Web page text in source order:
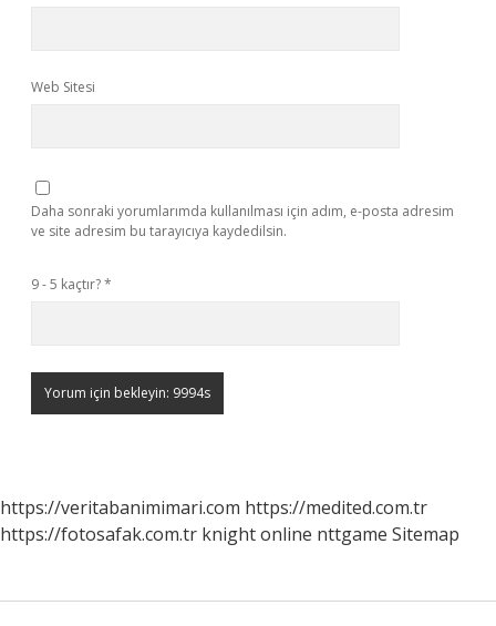
Web Sitesi
Daha sonraki yorumlarımda kullanılması için adım, e-posta adresim
ve site adresim bu tarayıcıya kaydedilsin.
9 - 5 kaçtır?*
https://veritabanimimari.com https://medited.com.tr
https://fotosafak.com.tr knight online nttgame Sitemap